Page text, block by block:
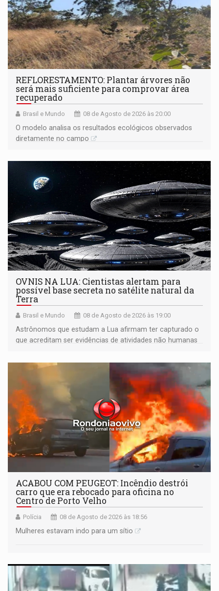
REFLORESTAMENTO: Plantar árvores não
será mais suficiente para comprovar área
recuperado
Brasil e Mundo 08 de Agosto de 2026 às 20:00
O modelo analisa os resultados ecológicos observados
diretamente no campo
OVNIS NA LUA: Cientistas alertam para
possível base secreta no satélite natural da
Terra
Brasil e Mundo 08 de Agosto de 2026 às 19:00
Astrônomos que estudam a Lua afirmam ter capturado o
que acreditam ser evidências de atividades não humanas
órbita
ACABOU COM PEUGEOT: Incêndio destrói
carro que era rebocado para oficina no
Centro de Porto Velho
Polícia 08 de Agosto de 2026 às 18:56
Mulheres estavam indo para um sítio